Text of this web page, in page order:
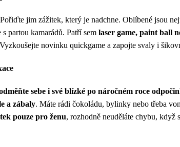
jim zážitek, který je nadchne. Oblíbené jsou
partou kamarádů. Patří sem laser game, paint ball
novinku quickgame a zapojte svaly i
sebe i své blízké po náročném roce
a zábaly. Máte rádi čokoládu, bylinky nebo třeba
pouze pro ženu, rozhodně neuděláte chybu, když